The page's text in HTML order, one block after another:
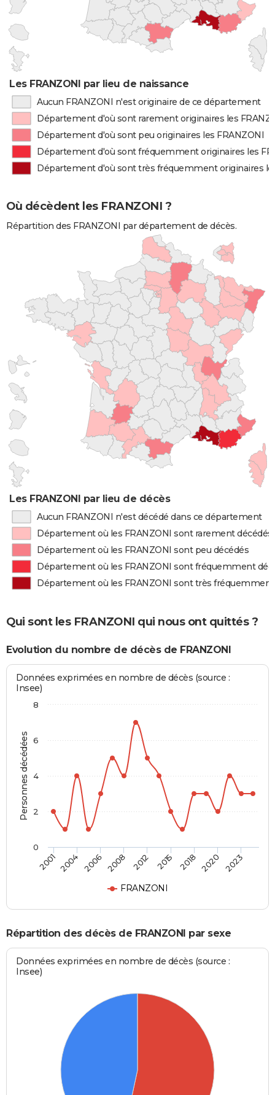
Les FRANZONI par lieu de naissance
Aucun FRANZONI n'est originaire de ce département
Département d'où sont rarement originaires les
Département d'où sont peu originaires les FRANZONI
Département d'où sont fréquemment originaires les
Département d'où sont très fréquemment originaires
Où décèdent les FRANZONI ?
Répartition des FRANZONI par département de décès.
Les FRANZONI par lieu de décès
Aucun FRANZONI n'est décédé dans ce département
Département où les FRANZONI sont rarement décédés
Département où les FRANZONI sont peu décédés
Département où les FRANZONI sont fréquemment
Département où les FRANZONI sont très
Qui sont les FRANZONI qui nous ont quittés ?
Evolution du nombre de décès de FRANZONI
Personnes décédées
Données exprimées en nombre de décès (source :
Insee)
FRANZONI
2001 2004 2006 2008 2012 2015 2018 2020 2023
0
2
4
6
8
Répartition des décès de FRANZONI par sexe
Données exprimées en nombre de décès (source :
Insee)